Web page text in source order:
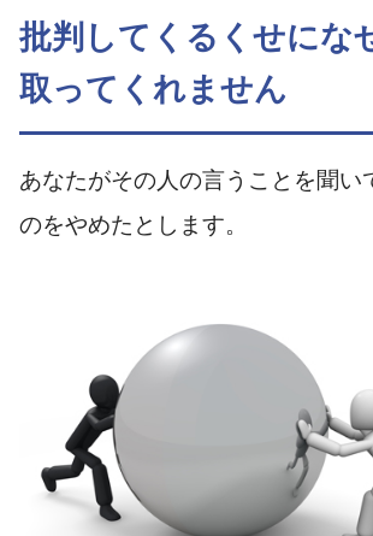
批判してくるくせにな
取ってくれません
あなたがその人の言うことを聞い
のをやめたとします。